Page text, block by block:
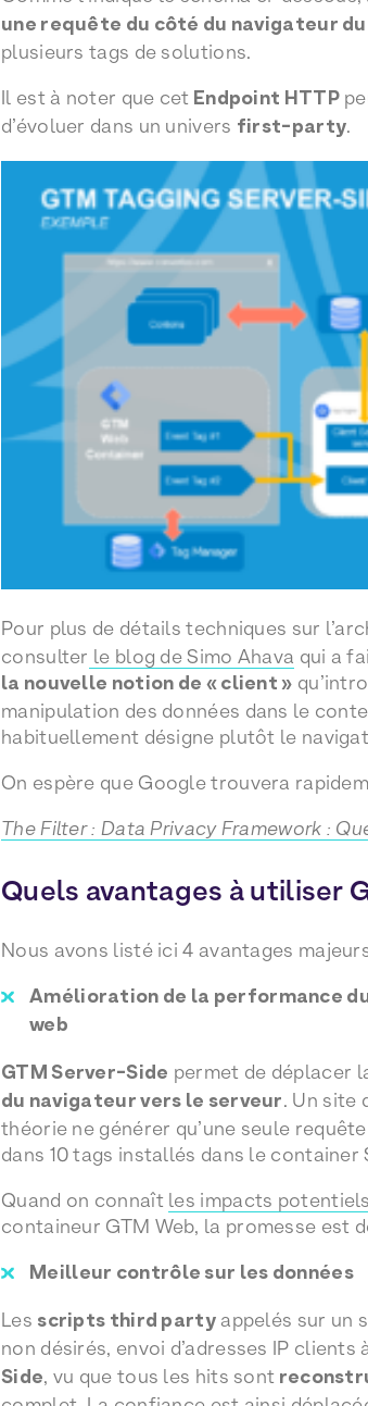
une requête du côté du navigateur
plusieurs tags de solutions.
Il est à noter que cet Endpoint HTTP
d’évoluer dans un univers first-party.
Pour plus de détails techniques sur
consulter le blog de Simo Ahava qui a
la nouvelle notion de « client »
manipulation des données dans le
habituellement désigne plutôt le
On espère que Google trouvera
The Filter : Data Privacy Framework :
Quels avantages à utiliser
Nous avons listé ici 4 avantages
Amélioration de la performance
web
GTM Server-Side permet de déplacer
du navigateur vers le serveur. Un site
théorie ne générer qu’une seule
dans 10 tags installés dans le container
Quand on connaît les impacts
containeur GTM Web, la promesse est
Meilleur contrôle sur les données
Les scripts third partyappelés sur un
non désirés, envoi d’adresses IP
Side, vu que tous les hits sont